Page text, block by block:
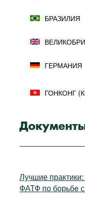
БРАЗИЛИЯ
ГЕРМАНИЯ
ГОНКОНГ
Лучшие
ФАТФ по борьбе